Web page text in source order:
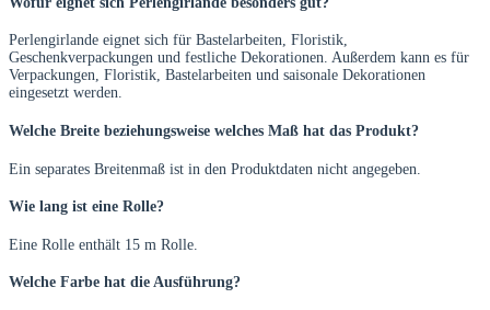
Perlengirlande eignet sich für Bastelarbeiten, Floristik,
Geschenkverpackungen und festliche Dekorationen. Außerdem kann es für
Verpackungen, Floristik, Bastelarbeiten und saisonale Dekorationen
eingesetzt werden.
Welche Breite beziehungsweise welches Maß hat das Produkt?
Ein separates Breitenmaß ist in den Produktdaten nicht angegeben.
Wie lang ist eine Rolle?
Eine Rolle enthält 15 m Rolle.
Welche Farbe hat die Ausführung?